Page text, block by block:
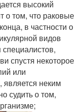
высокий
о том, что раковые
в частности о
видов
спустя некоторое
или
является неким
судить о том,